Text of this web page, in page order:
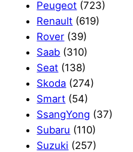
Peugeot (723)
Renault (619)
Rover (39)
Saab (310)
Seat (138)
Skoda (274)
Smart (54)
SsangYong (37)
Subaru (110)
Suzuki (257)